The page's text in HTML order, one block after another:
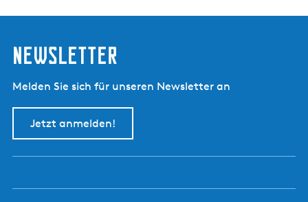
e
Newsletter
Melden Sie sich für unseren Newsletter an
Jetzt anmelden!